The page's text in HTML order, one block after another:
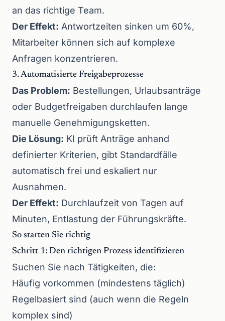
an das richtige Team.
Der Effekt: Antwortzeiten sinken um 60%,
Mitarbeiter können sich auf komplexe
Anfragen konzentrieren.
3. Automatisierte Freigabeprozesse
Das Problem: Bestellungen, Urlaubsanträge
oder Budgetfreigaben durchlaufen lange
manuelle Genehmigungsketten.
Die Lösung: KI prüft Anträge anhand
definierter Kriterien, gibt Standardfälle
automatisch frei und eskaliert nur
Ausnahmen.
Der Effekt: Durchlaufzeit von Tagen auf
Minuten, Entlastung der Führungskräfte.
So starten Sie richtig
Schritt 1: Den richtigen Prozess identifizieren
Suchen Sie nach Tätigkeiten, die:
Häufig vorkommen (mindestens täglich)
Regelbasiert sind (auch wenn die Regeln
komplex sind)